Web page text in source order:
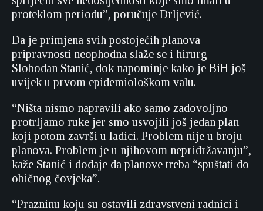
proteklom periodu”, poručuje Drljević.
Da je primjena svih postojećih planova
pripravnosti neophodna slaže se i hirurg
Slobodan Stanić, dok napominje kako je BiH još
uvijek u prvom epidemiološkom valu.
“Ništa nismo napravili ako samo zadovoljno
protrljamo ruke jer smo usvojili još jedan plan
koji potom završi u ladici. Problem nije u broju
planova. Problem je u njihovom nepridržavanju”,
kaže Stanić i dodaje da planove treba “spuštati do
običnog čovjeka”.
“Prazninu koju su ostavili zdravstveni radnici i